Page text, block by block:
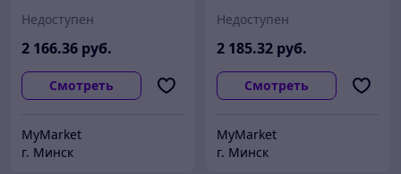
Недоступен
2 166.36 руб.
Смотреть
MyMarket
г. Минск
Недоступен
2 185.32 руб.
Смотреть
MyMarket
г. Минск